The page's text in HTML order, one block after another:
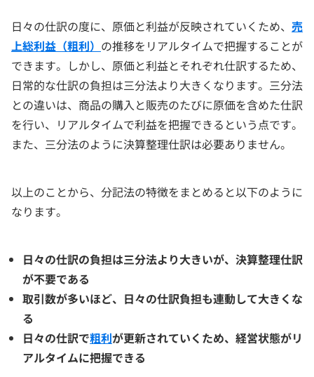
日々の仕訳の度に、原価と利益が反映されていくため、 売
上総利益（粗利） の推移をリアルタイムで把握することが
できます。しかし、原価と利益とそれぞれ仕訳するため、
日常的な仕訳の負担は三分法より大きくなります。三分法
との違いは、商品の購入と販売のたびに原価を含めた仕訳
を行い、リアルタイムで利益を把握できるという点です。
また、三分法のように決算整理仕訳は必要ありません。
以上のことから、分記法の特徴をまとめると以下のように
なります。
日々の仕訳の負担は三分法より大きいが、決算整理仕訳
が不要である
取引数が多いほど、日々の仕訳負担も連動して大きくな
る
日々の仕訳で粗利が更新されていくため、経営状態がリ
アルタイムに把握できる